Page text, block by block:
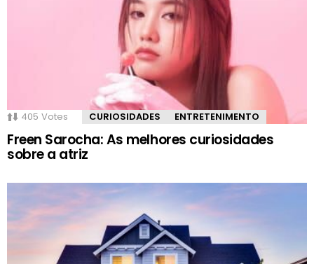
405 Votes CURIOSIDADES ENTRETENIMENTO
Freen Sarocha: As melhores curiosidades
sobre a atriz